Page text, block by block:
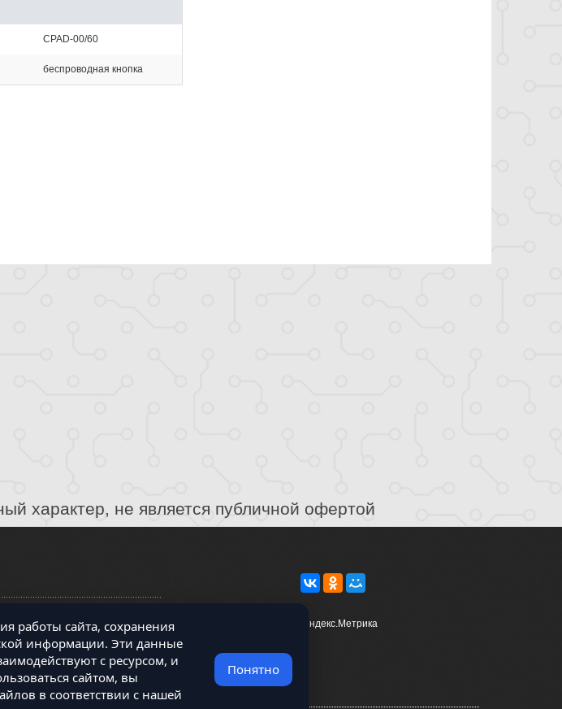
CPAD-00/60
беспроводная кнопка
характер, не является публичной офертой
работы сайта, сохранения
информации. Эти данные
с ресурсом, и
сайтом, вы
в соответствии с нашей
Понятно